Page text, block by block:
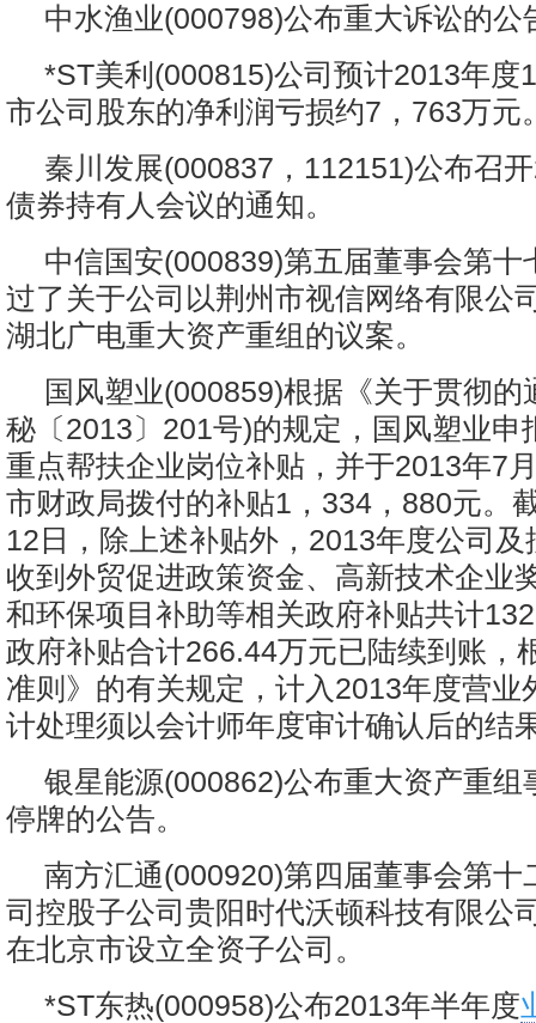
中水渔业(000798)公布重大诉讼的公
*ST美利(000815)公司预计2013年度
市公司股东的净利润亏损约7，763万元
秦川发展(000837，112151)公布召
债券持有人会议的通知。
中信国安(000839)第五届董事会第十
过了关于公司以荆州市视信网络有限公
湖北广电重大资产重组的议案。
国风塑业(000859)根据《关于贯彻的
秘〔2013〕201号)的规定，国风塑业申
重点帮扶企业岗位补贴，并于2013年7
市财政局拨付的补贴1，334，880元。
12日，除上述补贴外，2013年度公司
收到外贸促进政策资金、高新技术企业
和环保项目补助等相关政府补贴共计
政府补贴合计266.44万元已陆续到账，
准则》的有关规定，计入2013年度营业
计处理须以会计师年度审计确认后的结
银星能源(000862)公布重大资产重组
停牌的公告。
南方汇通(000920)第四届董事会第十
司控股子公司贵阳时代沃顿科技有限公
在北京市设立全资子公司。
*ST东热(000958)公布2013年半年度